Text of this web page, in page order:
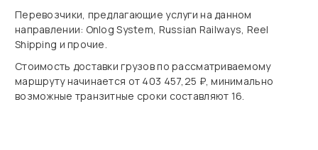
Перевозчики, предлагающие услуги на данном
направлении: Onlog System, Russian Railways, Reel
Shipping и прочие.
Стоимость доставки грузов по рассматриваемому
маршруту начинается от 403 457,25 ₽, минимально
возможные транзитные сроки составляют 16.